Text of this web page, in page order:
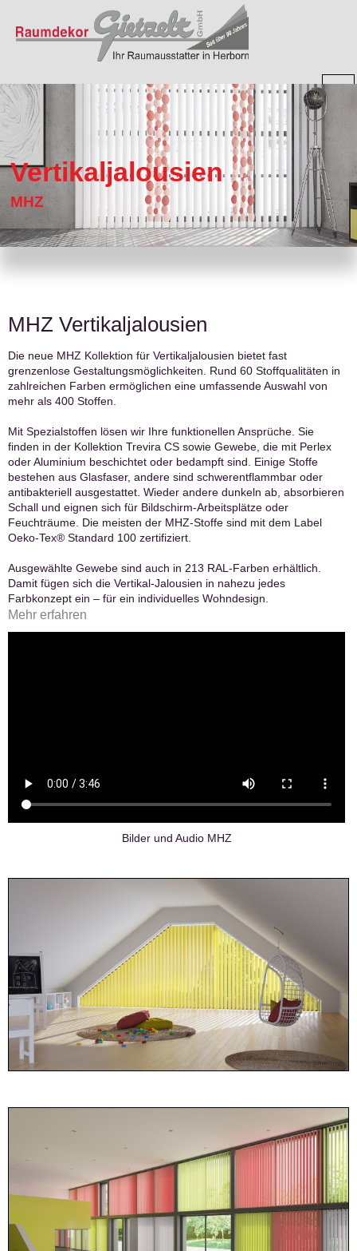
Vertikaljalousien
MHZ
MHZ Vertikaljalousien
Die neue MHZ Kollektion für Vertikaljalousien bietet fast
grenzenlose Gestaltungsmöglichkeiten. Rund 60 Stoffqualitäten in
zahlreichen Farben ermöglichen eine umfassende Auswahl von
mehr als 400 Stoffen.
Mit Spezialstoffen lösen wir Ihre funktionellen Ansprüche. Sie
finden in der Kollektion Trevira CS sowie Gewebe, die mit Perlex
oder Aluminium beschichtet oder bedampft sind. Einige Stoffe
bestehen aus Glasfaser, andere sind schwerentflammbar oder
antibakteriell ausgestattet. Wieder andere dunkeln ab, absorbieren
Schall und eignen sich für Bildschirm-Arbeitsplätze oder
Feuchträume. Die meisten der MHZ-Stoffe sind mit dem Label
Oeko-Tex® Standard 100 zertifiziert.
Ausgewählte Gewebe sind auch in 213 RAL-Farben erhältlich.
Damit fügen sich die Vertikal-Jalousien in nahezu jedes
Farbkonzept ein – für ein individuelles Wohndesign.
Mehr erfahren
Bilder und Audio MHZ